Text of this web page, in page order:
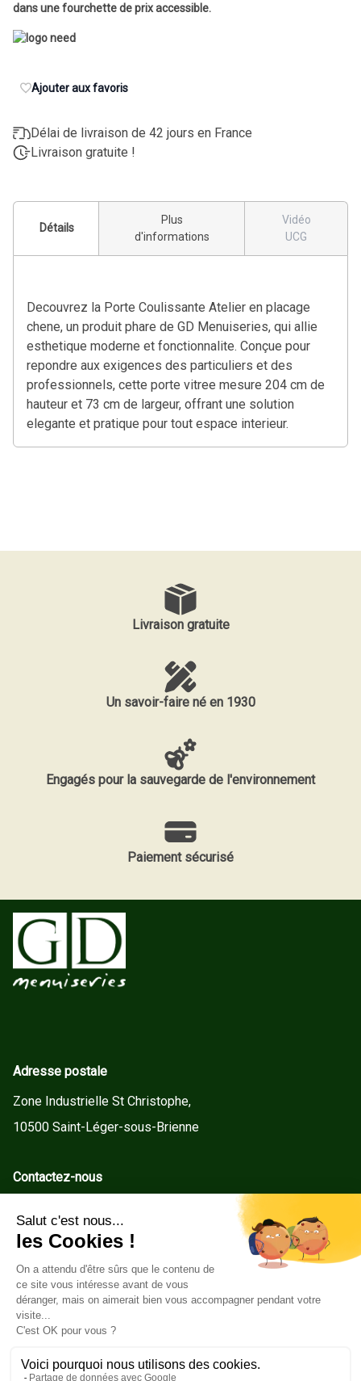
dans une fourchette de prix accessible.
Ajouter aux favoris
Délai de livraison de 42 jours en France
Livraison gratuite !
Détails
Plus
d'informations
Vidéo
UCG
Decouvrez la Porte Coulissante Atelier en placage
chene, un produit phare de GD Menuiseries, qui allie
esthetique moderne et fonctionnalite. Conçue pour
repondre aux exigences des particuliers et des
professionnels, cette porte vitree mesure 204 cm de
hauteur et 73 cm de largeur, offrant une solution
elegante et pratique pour tout espace interieur.
Livraison gratuite
Un savoir-faire né en 1930
Engagés pour la sauvegarde de l'environnement
Paiement sécurisé
Adresse postale
Zone Industrielle St Christophe,
10500 Saint-Léger-sous-Brienne
Contactez-nous
Tel : +33(0)3 25 92 78 60
Service client
Conditions Générales de Vente
Mentions légales
Politique de cookies